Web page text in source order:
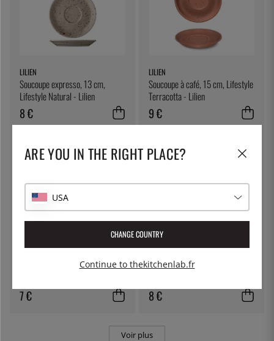
LILIEN
Soucoupe expresso, 13 cm,
Lifestyle Natural - Lilien
8 €
LILIEN
Soucoupe à café, 15 cm, Lifestyle
Terracotta - Lilien
9 €
Cuillère gastro / cuillère de
7 €
Soucoupe à café, Lifestyle
8 €
Voir plus
ARE YOU IN THE RIGHT PLACE?
USA
CHANGE COUNTRY
Continue to thekitchenlab.fr